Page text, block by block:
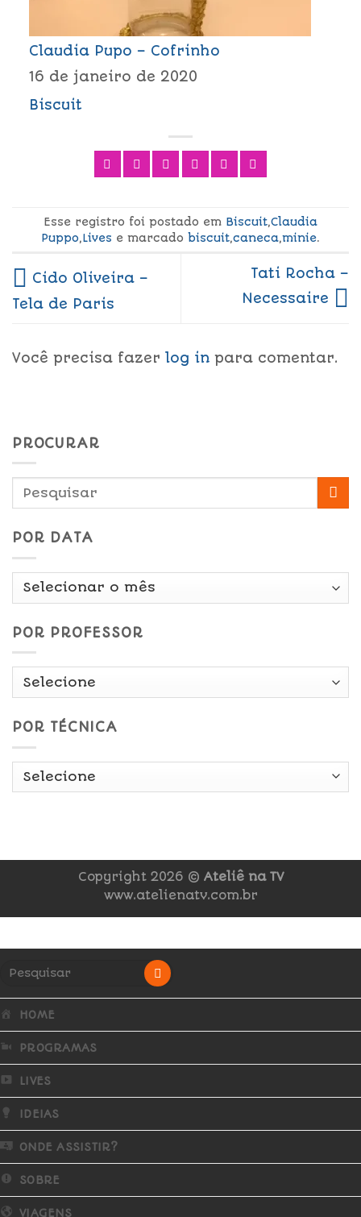
Claudia Pupo – Cofrinho
16 de janeiro de 2020
Biscuit
Esse registro foi postado em Biscuit,Claudia
Puppo,Lives e marcado biscuit,caneca,minie.
Cido Oliveira –
Tela de Paris
Tati Rocha –
Necessaire
Você precisa fazer log in para comentar.
PROCURAR
POR DATA
Por
POR PROFESSOR
POR TÉCNICA
Copyright 2026 © Ateliê na TV
www.atelienatv.com.br
HOME
PROGRAMAS
LIVES
IDEIAS
ONDE ASSISTIR?
SOBRE
VIAGENS